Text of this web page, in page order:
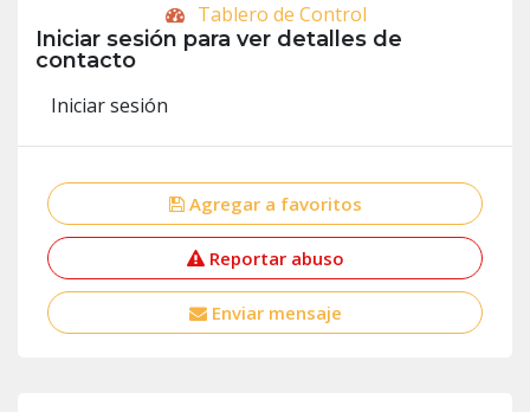
Tablero de Control
Iniciar sesión para ver detalles de
contacto
Iniciar sesión
Agregar a favoritos
Reportar abuso
Enviar mensaje